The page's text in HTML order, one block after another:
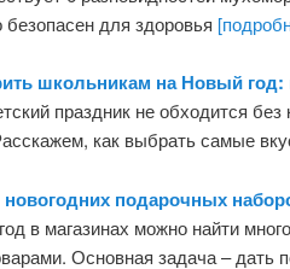
для здоровья
школьникам на Новый
праздник не обходится
как выбрать самые
подарочных
в магазинах можно найти
Основная задача – дать